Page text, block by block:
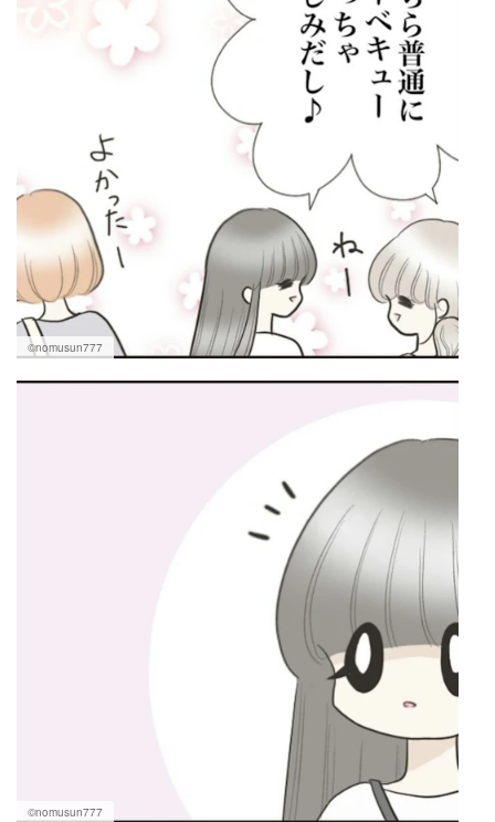
©nomusun777
©nomusun777